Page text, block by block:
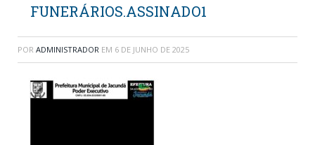
FUNERÁRIOS.ASSINADO1
POR ADMINISTRADOR EM 6 DE JUNHO DE 2025